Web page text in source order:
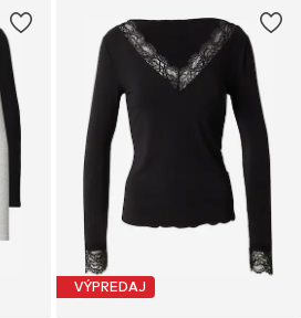
VÝPREDAJ